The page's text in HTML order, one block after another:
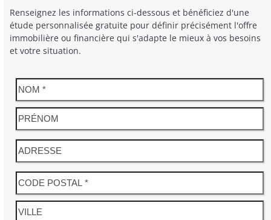
Renseignez les informations ci-dessous et bénéficiez d'une
étude personnalisée gratuite pour définir précisément l'offre
immobilière ou financière qui s'adapte le mieux à vos besoins
et votre situation.